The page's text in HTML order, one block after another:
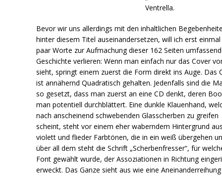
Ventrella.
Bevor wir uns allerdings mit den inhaltlichen
hinter diesem Titel auseinandersetzen, will ich erst einmal
paar Worte zur Aufmachung dieser 162 Seiten
Geschichte verlieren: Wenn man einfach nur das Cover
sieht, springt einem zuerst die Form direkt ins Auge. Das
ist annähernd Quadratisch gehalten. Jedenfalls sind die
so gesetzt, dass man zuerst an eine CD denkt, deren
man potentiell durchblättert. Eine dunkle Klauenhand,
nach anscheinend schwebenden Glasscherben zu greifen
scheint, steht vor einem eher waberndem Hintergrund
violett und flieder Farbtönen, die in ein weiß übergehen
über all dem steht die Schrift „Scherbenfresser“, für
Font gewählt wurde, der Assoziationen in Richtung
erweckt. Das Ganze sieht aus wie eine Aneinanderreihung